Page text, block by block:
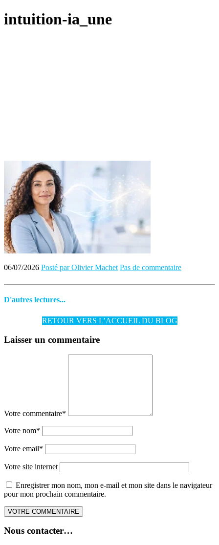
intuition-ia_une
06/07/2026 Posté par Olivier Machet Pas de commentaire
D'autres lectures...
RETOUR VERS L’ACCUEIL DU BLOG
Laisser un commentaire
Votre commentaire*
Votre nom*
Votre email*
Votre site internet
Enregistrer mon nom, mon e-mail et mon site dans le navigateur
pour mon prochain commentaire.
Nous contacter…